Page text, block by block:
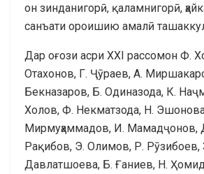
он зинданигорӣ, қаламнигорӣ,
санъати ороишию амалӣ
Дар оғози асри ХХI рассомон Ф.
Отахонов, Г. Ҷӯраев, А.
Бекназаров, Б. Одиназода, К.
Холов, Ф. Некматзода, Н.
Мирмуҳаммадов, И. Мамадҷонов,
Рақибов, Э. Олимов, Р. Рӯзибоев,
Давлатшоева, Б. Ғаниев, Н.